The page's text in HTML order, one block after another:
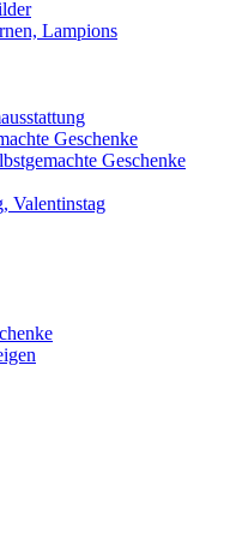
Lampions
Geschenke
Geschenke
Valentinstag